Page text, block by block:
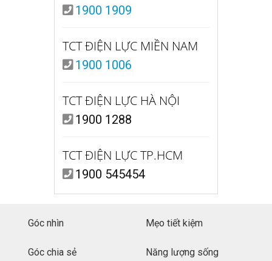
1900 1909
TCT ĐIỆN LỰC MIỀN NAM
1900 1006
TCT ĐIỆN LỰC HÀ NỘI
1900 1288
TCT ĐIỆN LỰC TP.HCM
1900 545454
Góc nhìn Mẹo tiết kiệm
Góc chia sẻ Năng lượng sống